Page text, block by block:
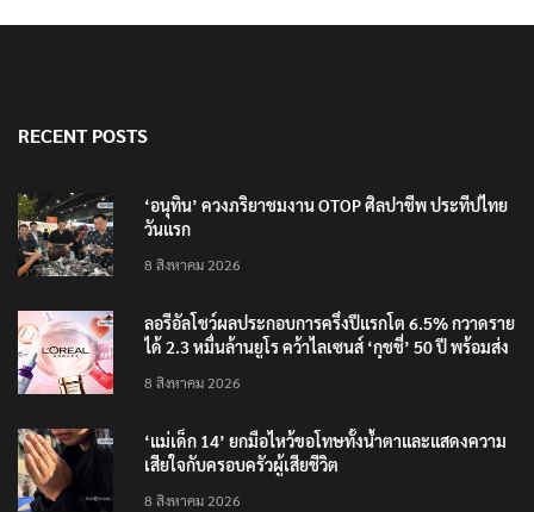
RECENT POSTS
‘อนุทิน’ ควงภริยาชมงาน OTOP ศิลปาชีพ ประทีปไทย
วันแรก
8 สิงหาคม 2026
ลอรีอัลโชว์ผลประกอบการครึ่งปีแรกโต 6.5% กวาดราย
ได้ 2.3 หมื่นล้านยูโร คว้าไลเซนส์ ‘กุชชี่’ 50 ปี พร้อมส่ง
8 สิงหาคม 2026
‘แม่เด็ก 14’ ยกมือไหว้ขอโทษทั้งน้ำตาและแสดงความ
เสียใจกับครอบครัวผู้เสียชีวิต
8 สิงหาคม 2026